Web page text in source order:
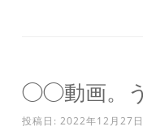
◯◯動画。う
投稿日: 2022年12月27日